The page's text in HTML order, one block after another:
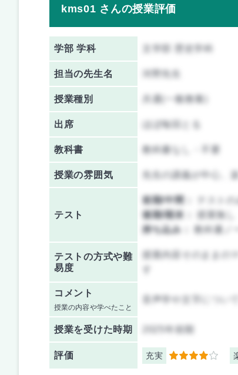
kms01 さんの授業評価
学部 学科
担当の先生名
授業種別 共通(一般教養)
出席 ほぼ毎回とる
教科書 教科書なし・不要
授業の雰囲気 先生の講義が中心、
テスト
前期/中間：
テストの
後期/期末：
授業無し
持ち込み：
教科書ノ
テストの方式や難
易度
授業内容そのままの
コメント
授業の内容や学べたこと
音声学や文字につい
授業を受けた時期
評価 充実 4